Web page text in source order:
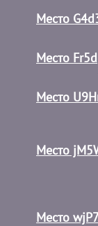
Место
Место Fr5d
Место
Место
Место